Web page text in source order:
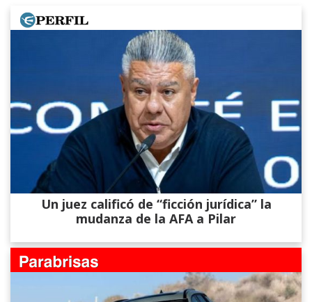
Un juez calificó de “ficción jurídica” la
mudanza de la AFA a Pilar